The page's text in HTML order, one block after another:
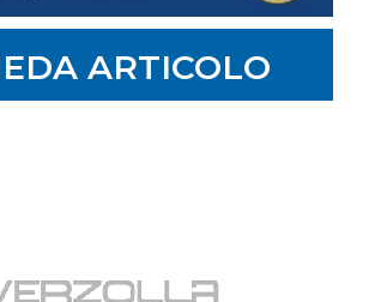
ARTICOLO